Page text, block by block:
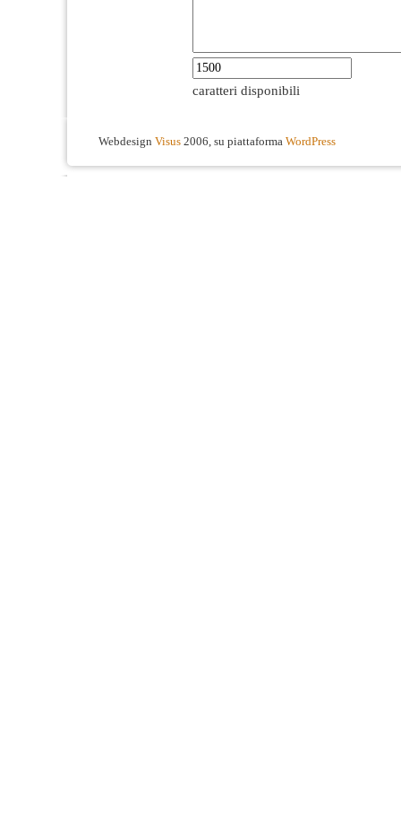
caratteri disponibili
Webdesign Visus 2006, su piattaforma WordPress